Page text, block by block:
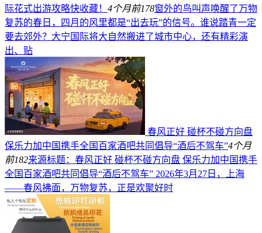
际花式出游攻略快收藏！ 4个月前178窗外的鸟叫声唤醒了万物
复苏的春日，四月的风里都是“出去玩”的信号。谁说踏青一定
要去郊外？大宁国际将大自然搬进了城市中心，还有精彩演
出、贴
春风正好 碰杯不碰方向盘
保乐力加中国携手全国百家酒吧共同倡导“酒后不驾车”4个月
前182来源标题：春风正好 碰杯不碰方向盘 保乐力加中国携手
全国百家酒吧共同倡导“酒后不驾车” 2026年3月27日，上海
——春风拂面，万物复苏，正是欢聚好时